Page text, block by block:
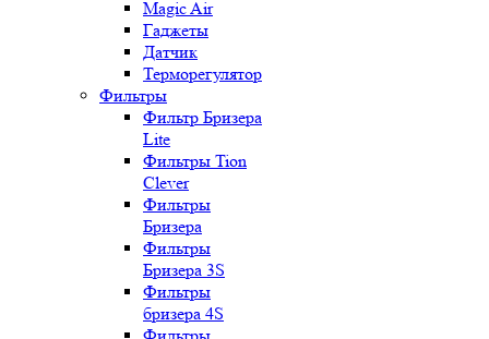
Magic Air
Гаджеты
Датчик
Терморегулятор
Фильтры
Фильтр Бризера
Lite
Фильтры Tion
Clever
Фильтры
Бризера
Фильтры
Бризера 3S
Фильтры
бризера 4S